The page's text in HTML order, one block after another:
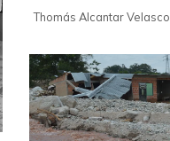
Thomás Alcantar Velasco